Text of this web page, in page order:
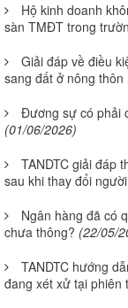
Hộ kinh doanh
sàn TMĐT trong
Giải đáp về điều
sang đất ở nông thôn
Đương sự có phải
(01/06/2026)
TANDTC giải đáp
sau khi thay đổi
Ngân hàng đã có
chưa thông? (22/05/
TANDTC hướng
đang xét xử tại phiên